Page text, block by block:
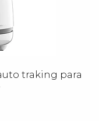
traking para